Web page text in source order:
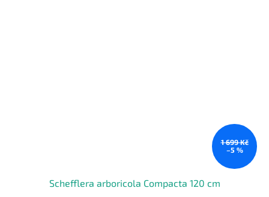
1 699 Kč
–5 %
Schefflera arboricola Compacta 120 cm